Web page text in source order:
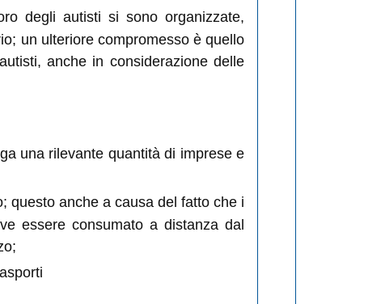
degli autisti si sono organizzate,
un ulteriore compromesso è quello
anche in considerazione delle
una rilevante quantità di imprese e
questo anche a causa del fatto che i
essere consumato a distanza dal